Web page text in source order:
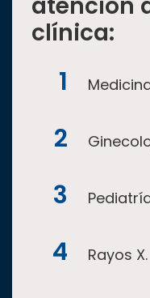
clínica:
Rayos X.